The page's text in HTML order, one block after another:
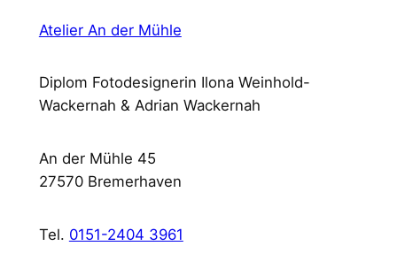
Atelier An der Mühle
Diplom Fotodesignerin Ilona Weinhold-
Wackernah & Adrian Wackernah
An der Mühle 45
27570 Bremerhaven
Tel. 0151-2404 3961